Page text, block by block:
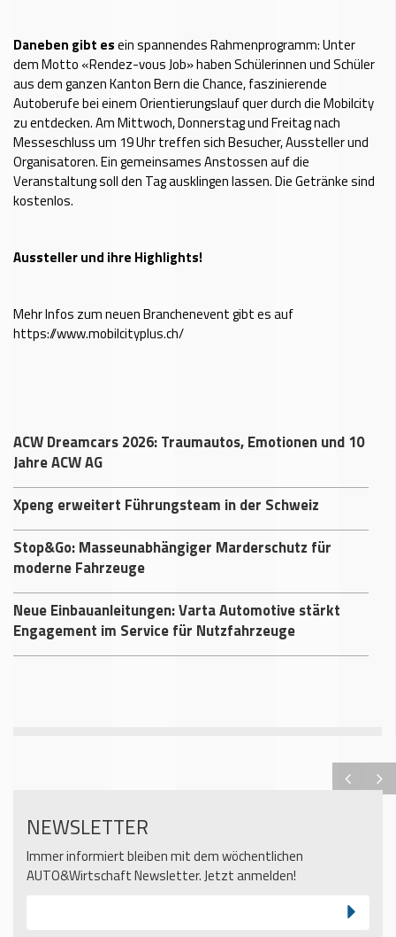
Daneben gibt esein spannendes Rahmenprogramm: Unter
dem Motto «Rendez-vous Job» haben Schülerinnen und Schüler
aus dem ganzen Kanton Bern die Chance, faszinierende
Autoberufe bei einem Orientierungslauf quer durch die Mobilcity
zu entdecken. Am Mittwoch, Donnerstag und Freitag nach
Messeschluss um 19 Uhr treffen sich Besucher, Aussteller und
Organisatoren. Ein gemeinsames Anstossen auf die
Veranstaltung soll den Tag ausklingen lassen. Die Getränke sind
kostenlos.
Aussteller und ihre Highlights!
Mehr Infos zum neuen Branchenevent gibt es auf
https://www.mobilcityplus.ch/
ACW Dreamcars 2026: Traumautos, Emotionen und 10
Jahre ACW AG
Xpeng erweitert Führungsteam in der Schweiz
Stop&Go: Masseunabhängiger Marderschutz für
moderne Fahrzeuge
Neue Einbauanleitungen: Varta Automotive stärkt
Engagement im Service für Nutzfahrzeuge
NEWSLETTER
Immer informiert bleiben mit dem wöchentlichen
AUTO&Wirtschaft Newsletter. Jetzt anmelden!